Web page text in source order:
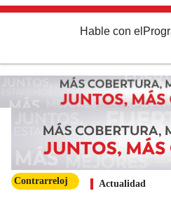
Hable con el
Contrarreloj Actualidad